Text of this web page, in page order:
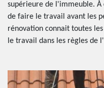
supérieure de l'immeuble. À
de faire le travail avant les
rénovation connait toutes
le travail dans les règles de